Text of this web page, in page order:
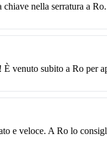
chiave nella serratura a
È venuto subito a Ro per
e veloce. A Ro lo